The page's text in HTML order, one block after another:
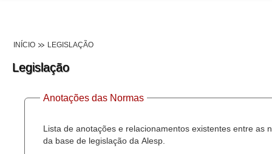
Dados Abertos Alesp
Lei de Acesso à Informação
Dados Governamentais Abertos
Planejamento
INÍCIO LEGISLAÇÃO
Legislação
Anotações das Normas
Lista de anotações e relacionamentos existentes entre as
da base de legislação da Alesp.